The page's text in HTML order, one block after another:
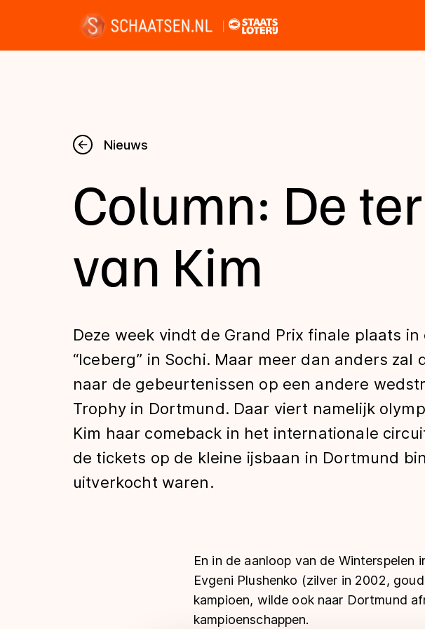
Nieuws
Kalender
Disciplines
Uitslagen
Tijden & historie
De weg op
Schaatsfans
Olympische Spelen
Nieuws
Column: De
van Kim
Deze week vindt de Grand Prix finale plaats
“Iceberg” in Sochi. Maar meer dan anders zal
naar de gebeurtenissen op een andere
Trophy in Dortmund. Daar viert namelijk
Kim haar comeback in het internationale
de tickets op de kleine ijsbaan in Dortmund
uitverkocht waren.
En in de aanloop van de Winterspelen
Evgeni Plushenko (zilver in 2002,
kampioen, wilde ook naar Dortmund
kampioenschappen.